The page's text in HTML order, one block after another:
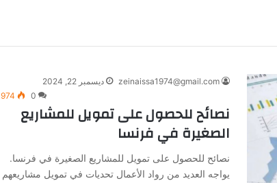
zeinaissa1974@gmail.com
ديسمبر 22, 2024
0
974
نصائح للحصول على تمويل للمشاريع
الصغيرة في فرنسا
نصائح للحصول على تمويل للمشاريع الصغيرة في فرنسا.
يواجه العديد من رواد الأعمال تحديات في تمويل مشاريعهم